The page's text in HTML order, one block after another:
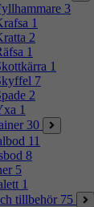
3
1
2
1
1
7
2
1
30
11
8
5
1
tillbehör 75